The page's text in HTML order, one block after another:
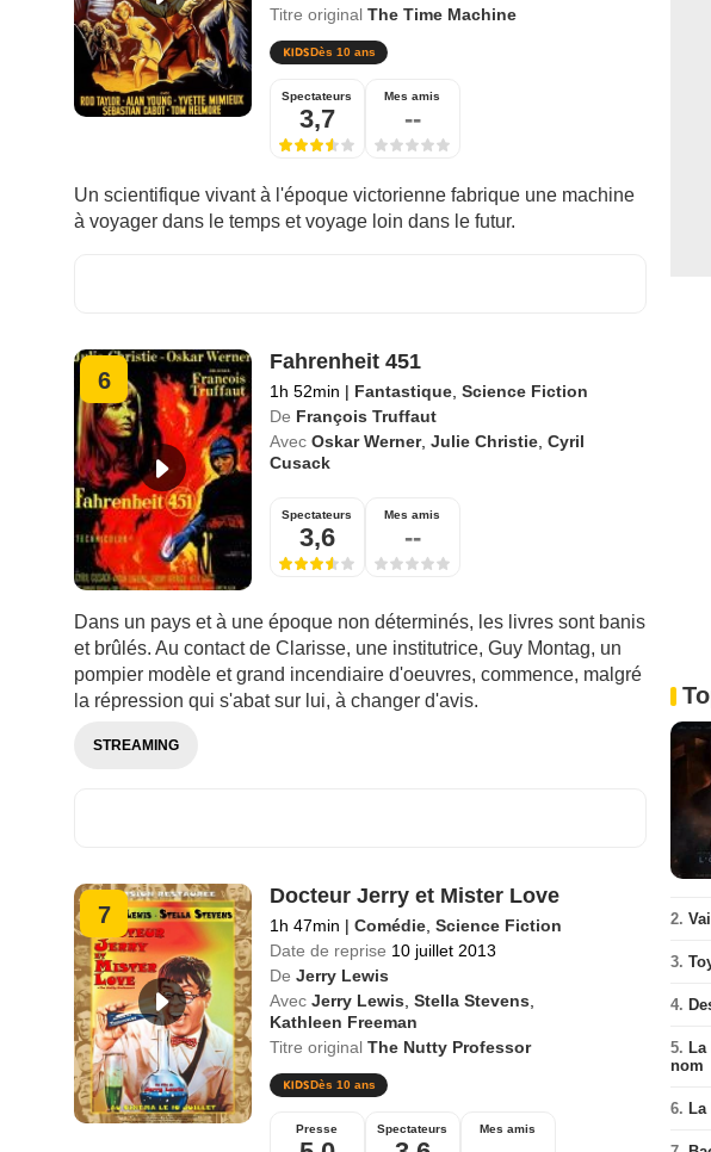
Titre original The Time Machine
Dès 10 ans
Spectateurs
3,7
Mes amis
--
Un scientifique vivant à l'époque victorienne fabrique une machine
à voyager dans le temps et voyage loin dans le futur.
6
Fahrenheit 451
1h 52min | Fantastique, Science Fiction
De François Truffaut
Avec Oskar Werner, Julie Christie, Cyril
Cusack
Spectateurs
3,6
Mes amis
--
Dans un pays et à une époque non déterminés, les livres sont banis
et brûlés. Au contact de Clarisse, une institutrice, Guy Montag, un
pompier modèle et grand incendiaire d'oeuvres, commence, malgré
la répression qui s'abat sur lui, à changer d'avis.
STREAMING
7
Docteur Jerry et Mister Love
1h 47min | Comédie, Science Fiction
Date de reprise 10 juillet 2013
De Jerry Lewis
Avec Jerry Lewis Stella Stevens
Kathleen Freeman
Titre original The Nutty Professor
Dès 10 ans
Presse Spectateurs Mes amis
2.
3.
4.
5.
nom
6.